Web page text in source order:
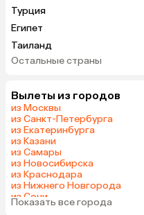
Турция
Египет
Таиланд
ОАЭ
Армения
Казахстан
Узбекистан
Катар
Гонконг
Таджикистан
Остальные страны
Вылеты из городов
из Москвы
из Санкт-Петербурга
из Екатеринбурга
из Казани
из Самары
из Новосибирска
из Краснодара
из Нижнего Новгорода
из Сочи
из Тюмени
Показать все города